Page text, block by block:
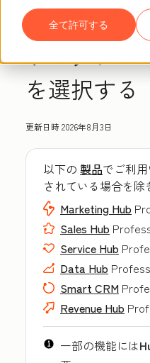
全て許可する
の英語版をご覧くだ
ワークフロ
を選択する
更新日時2026年8月3日
以下の 製品でご利
されている場合を除
Marketing Hub
Sales Hub
Service Hub
Data Hub
Smart CRM
Revenue Hub
一部の機能には